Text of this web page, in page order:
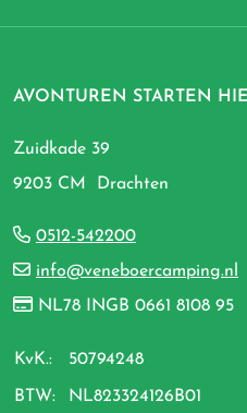
AVONTUREN STARTEN
Zuidkade 39
9203 CM Drachten
0512-542200
info@veneboercamping.nl
NL78 INGB 0661 8108 95
KvK.: 50794248
BTW: NL823324126B01